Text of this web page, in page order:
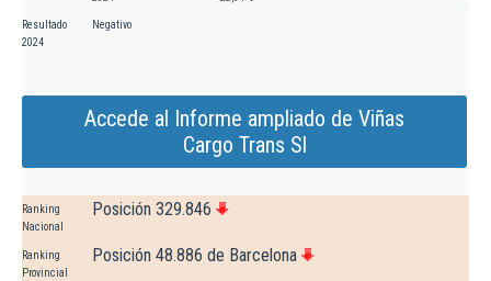
Resultado
2024
Negativo
Accede al Informe ampliado de Viñas
Cargo Trans Sl
Ranking
Nacional
Posición 329.846
Ranking
Provincial
Posición 48.886 de Barcelona